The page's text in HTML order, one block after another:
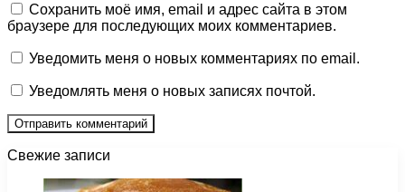
Сохранить моё имя, email и адрес сайта в этом
браузере для последующих моих комментариев.
Уведомить меня о новых комментариях по email.
Уведомлять меня о новых записях почтой.
Свежие записи